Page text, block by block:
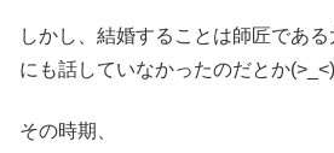
しかし、結婚することは師匠であ
にも話していなかったのだとか(>_<)
その時期、